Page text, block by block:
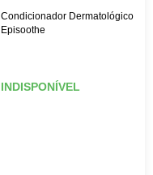
Condicionador Dermatológico
Episoothe
INDISPONÍVEL